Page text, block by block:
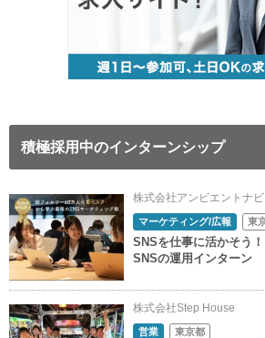
積極採用中のインターンシップ
株式会社アンビエントナビ
マーケティング/広報 東
SNSを仕事に活かそう
SNSの運用インターン
株式会社Step House
営業 東京都